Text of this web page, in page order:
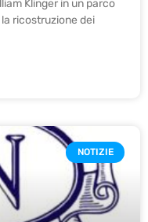
Klinger in un parco
ricostruzione dei
NOTIZIE